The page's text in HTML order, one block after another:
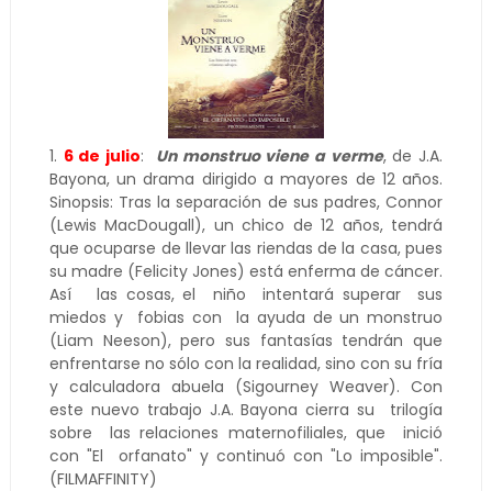
1. 6 de julio: Un monstruo viene a verme, de J.A.
Bayona, un drama dirigido a mayores de 12 años.
Sinopsis: Tras la separación de sus padres, Connor
(Lewis MacDougall), un chico de 12 años, tendrá
que ocuparse de llevar las riendas de la casa, pues
su madre (Felicity Jones) está enferma de cáncer.
Así las cosas, el niño intentará superar sus
miedos y fobias con la ayuda de un monstruo
(Liam Neeson), pero sus fantasías tendrán que
enfrentarse no sólo con la realidad, sino con su fría
y calculadora abuela (Sigourney Weaver). Con
este nuevo trabajo J.A. Bayona cierra su trilogía
sobre las relaciones maternofiliales, que inició
con "El orfanato" y continuó con "Lo imposible".
(FILMAFFINITY)